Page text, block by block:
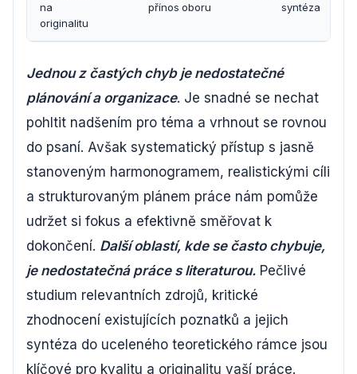
na
originalitu
přínos oboru
syntéza
Jednou z častých chyb je nedostatečné
plánování a organizace. Je snadné se nechat
pohltit nadšením pro téma a vrhnout se rovnou
do psaní. Avšak systematický přístup s jasně
stanoveným harmonogramem, realistickými cíli
a strukturovaným plánem práce nám pomůže
udržet si fokus a efektivně směřovat k
dokončení. Další oblastí, kde se často chybuje,
je nedostatečná práce s literaturou. Pečlivé
studium relevantních zdrojů, kritické
zhodnocení existujících poznatků a jejich
syntéza do uceleného teoretického rámce jsou
klíčové pro kvalitu a originalitu vaší práce.